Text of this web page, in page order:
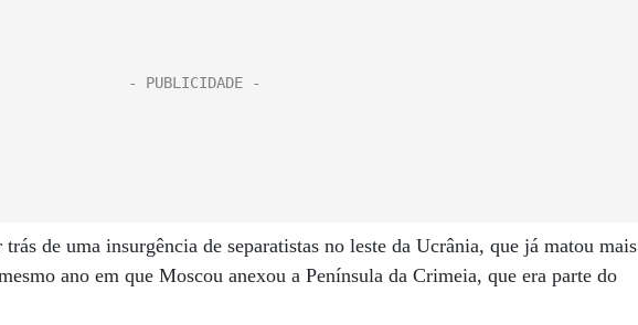
trás de uma insurgência de separatistas no leste da Ucrânia, que já matou mais
ano em que Moscou anexou a Península da Crimeia, que era parte do